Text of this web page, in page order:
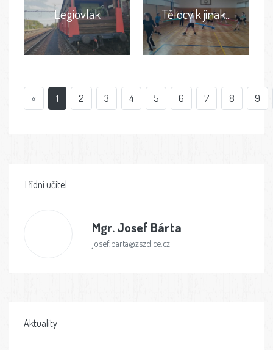
Legiovlak Tělocvik jinak...
« 1 2 3 4 5 6 7 8 9
Třídní učitel
Mgr.Josef Bárta
josef.barta@zszdice.cz
Aktuality